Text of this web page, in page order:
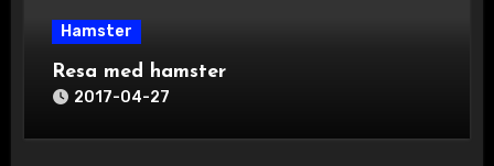
Hamster
Resa med hamster
2017-04-27